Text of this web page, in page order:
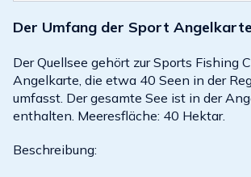
Der Umfang der Sport
Der Quellsee gehört zur Sports Fishing
Angelkarte, die etwa 40 Seen in der
umfasst. Der gesamte See ist in der
enthalten. Meeresfläche: 40 Hektar.
Beschreibung: